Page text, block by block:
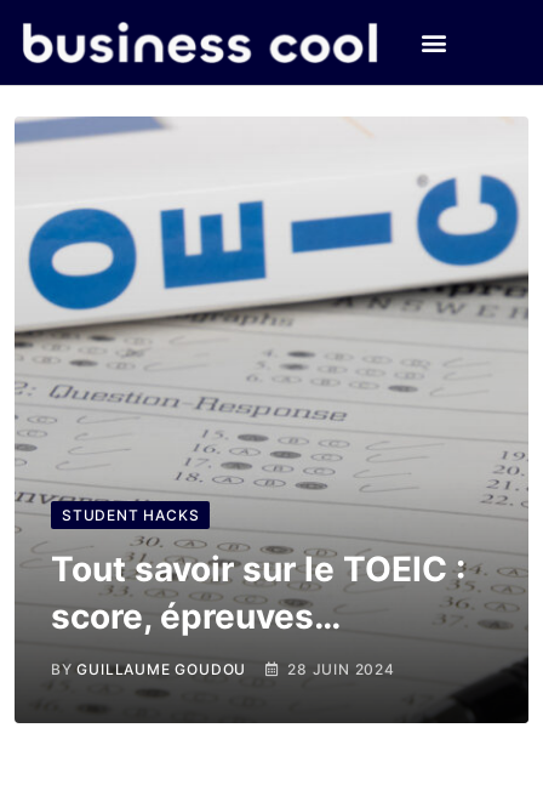
STUDENT HACKS
Tout savoir sur le TOEIC :
score, épreuves…
BYGUILLAUME GOUDOU 28 JUIN 2024